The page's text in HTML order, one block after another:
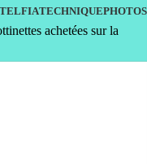
TECHNIQUEPHOTOS
achetées sur la